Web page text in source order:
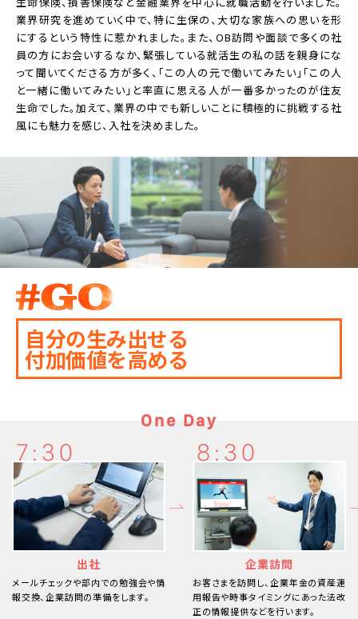
業界研究を進めていく中で、特に生保の、大切な家族への思いを形
にするという特性に惹かれました。また、OB訪問や面談で多くの社
員の方にお会いするなか、緊張している就活生の私の話を親身にな
って聞いてくださる方が多く、「この人の元で働いてみたい」「この人
と一緒に働いてみたい」と率直に思える人が一番多かったのが住友
生命でした。加えて、業界の中でも新しいことに積極的に挑戦する社
風にも魅力を感じ、入社を決めました。
自分の生み出せる
付加価値を高める
One Day
7:30
出社
メールチェックや部内での勉強会や情
報交換、企業訪問の準備をします。
8:30
企業訪問
お客さまを訪問し、企業年金の資産運
用報告や時事タイミングにあった法改
正の情報提供などを行います。